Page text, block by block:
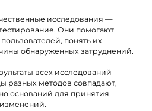
исследования —
Они помогают
понять их
обнаруженных затруднений.
всех исследований
разных методов совпадают,
оснований для принятия